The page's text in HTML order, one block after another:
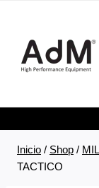
contenido
Inicio / Shop /
TACTICO